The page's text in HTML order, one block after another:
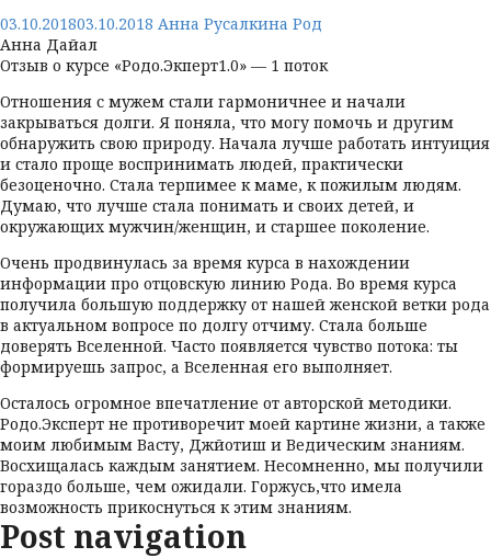
03.10.201803.10.2018 Анна Русалкина Род
Анна Дайал
Отзыв о курсе «Родо.Экперт1.0» — 1 поток
Отношения с мужем стали гармоничнее и начали
закрываться долги. Я поняла, что могу помочь и другим
обнаружить свою природу. Начала лучше работать интуиция
и стало проще воспринимать людей, практически
безоценочно. Стала терпимее к маме, к пожилым людям.
Думаю, что лучше стала понимать и своих детей, и
окружающих мужчин/женщин, и старшее поколение.
Очень продвинулась за время курса в нахождении
информации про отцовскую линию Рода. Во время курса
получила большую поддержку от нашей женской ветки рода
в актуальном вопросе по долгу отчиму. Стала больше
доверять Вселенной. Часто появляется чувство потока: ты
формируешь запрос, а Вселенная его выполняет.
Осталось огромное впечатление от авторской методики.
Родо.Эксперт не противоречит моей картине жизни, а также
моим любимым Васту, Джйотиш и Ведическим знаниям.
Восхищалась каждым занятием. Несомненно, мы получили
гораздо больше, чем ожидали. Горжусь,что имела
возможность прикоснуться к этим знаниям.
Post navigation